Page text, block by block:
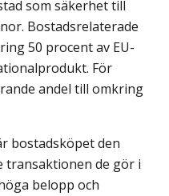
som säkerhet till
Bostadsrelaterade
50 procent av EU-
För
andel till omkring
bostadsköpet den
transaktionen de gör i
belopp och